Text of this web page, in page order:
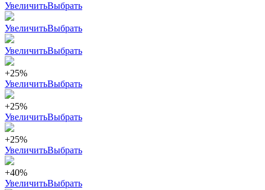
УвеличитьВыбрать
УвеличитьВыбрать
УвеличитьВыбрать
+25%
УвеличитьВыбрать
+25%
УвеличитьВыбрать
+25%
УвеличитьВыбрать
+40%
УвеличитьВыбрать